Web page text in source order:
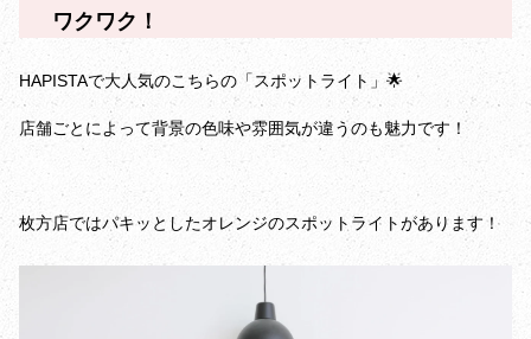
ワクワク！
HAPISTAで大人気のこちらの「スポットライト」🌟
店舗ごとによって背景の色味や雰囲気が違うのも魅力です！
枚方店ではパキッとしたオレンジのスポットライトがあります！